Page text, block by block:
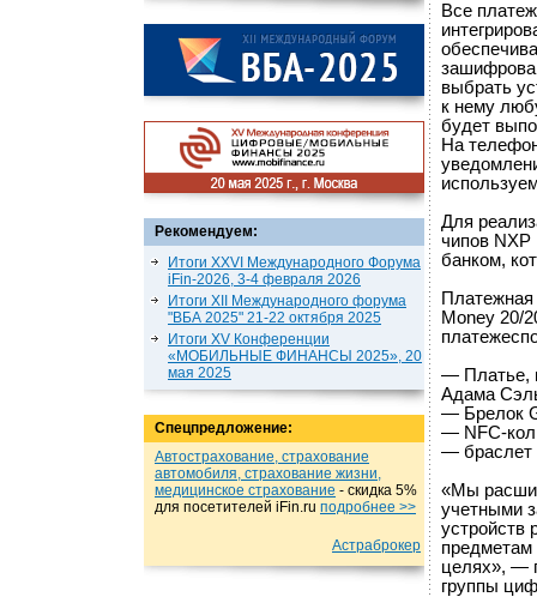
Рекомендуем:
Итоги XXVI Международного Форума
iFin-2026, 3-4 февраля 2026
Итоги XII Международного форума
"ВБА 2025" 21-22 октября 2025
Итоги XV Конференции
«МОБИЛЬНЫЕ ФИНАНСЫ 2025», 20
мая 2025
Спецпредложение:
Автострахование, страхование
автомобиля, страхование жизни,
медицинское страхование - cкидка 5%
для посетителей iFin.ru подробнеe >>
Астраброкер
Все
выбрать
к нему
будет
На
Для
чипов NXP
банком,
Платежная
Money 20/
— Платье,
Адама
— Брелок
— NFC-
— браслет
«Мы
учетными
устройств
предметам
целях», —
группы